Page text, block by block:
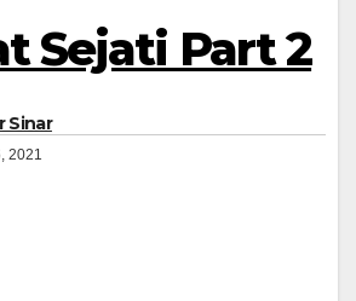
Sejati Part 2
Sinar
2021